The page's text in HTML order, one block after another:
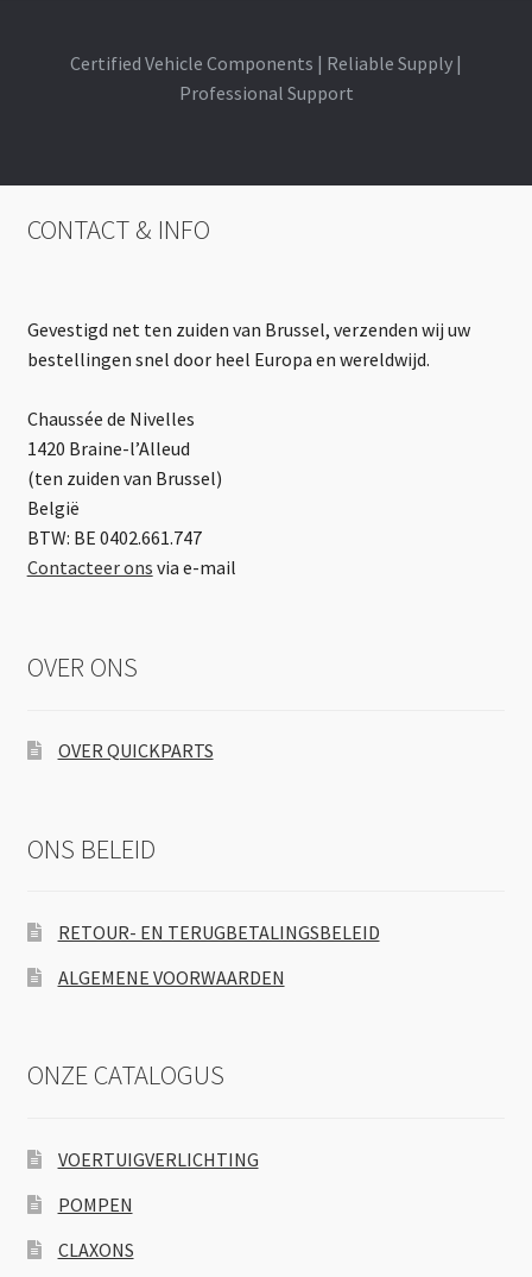
Certified Vehicle Components | Reliable Supply |
Professional Support
CONTACT & INFO
Gevestigd net ten zuiden van Brussel, verzenden wij uw
bestellingen snel door heel Europa en wereldwijd.
Chaussée de Nivelles
1420 Braine-l’Alleud
(ten zuiden van Brussel)
België
BTW: BE 0402.661.747
Contacteer ons via e-mail
OVER ONS
OVER QUICKPARTS
ONS BELEID
RETOUR- EN TERUGBETALINGSBELEID
ALGEMENE VOORWAARDEN
ONZE CATALOGUS
VOERTUIGVERLICHTING
POMPEN
CLAXONS